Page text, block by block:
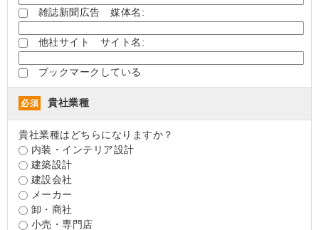
雑誌新聞広告 媒体名:
他社サイト サイト名:
ブックマークしている
必須 貴社業種
貴社業種はどちらになりますか？
内装・インテリア設計
建築設計
建設会社
メーカー
卸・商社
小売・専門店